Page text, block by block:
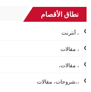
نطاق الأقصام
، أنترنت
، مقالات
، مقالات،
،،شروحات، مقالات